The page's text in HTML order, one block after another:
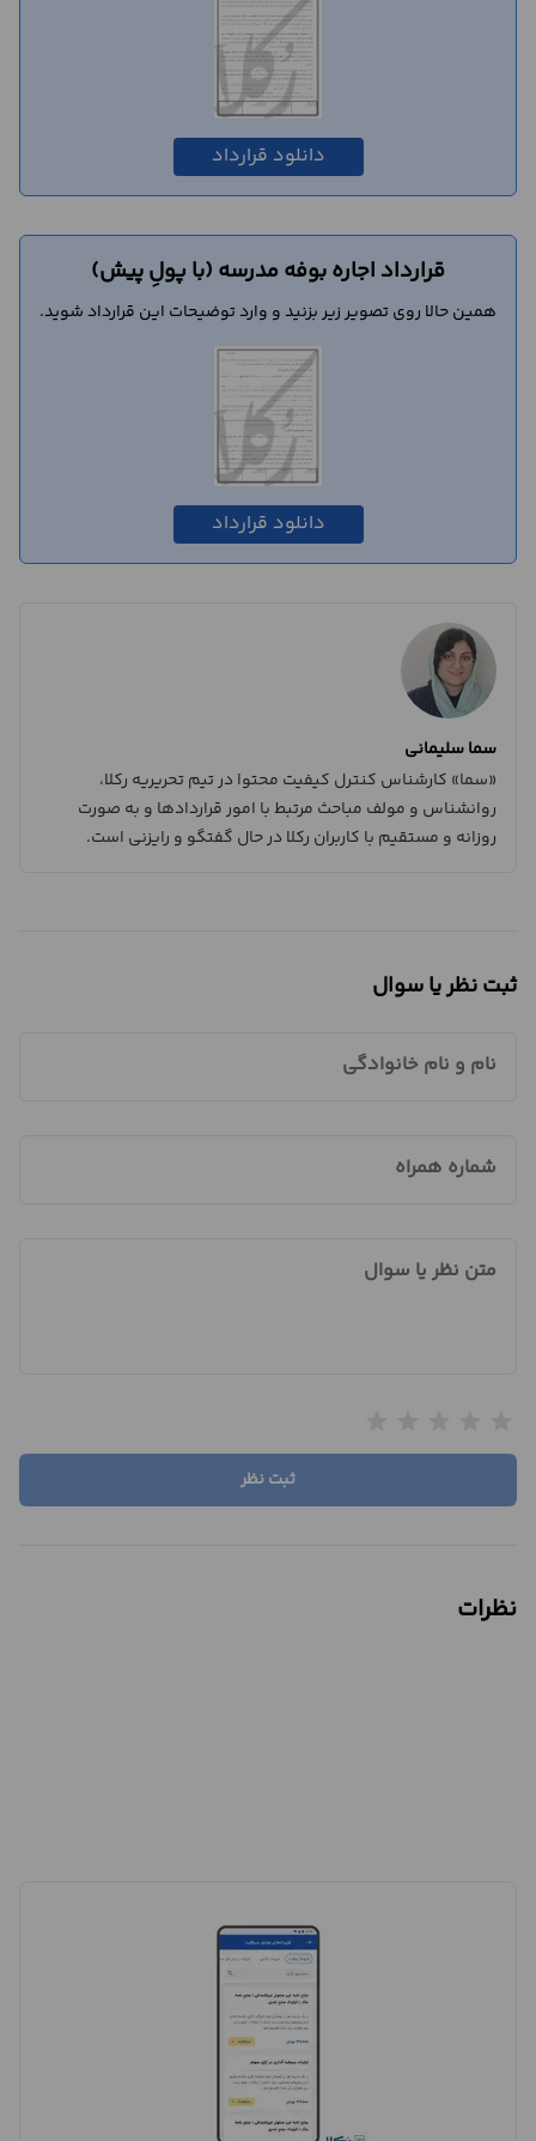
دانلود قرارداد
قرارداد اجاره بوفه مدرسه (با پولِ پیش)
همین حالا روی تصویر زیر بزنید و وارد توضیحات این قرارداد شوید.
دانلود قرارداد
سما سلیمانی
«سما» کارشناس کنترل کیفیت محتوا در تیم تحریریه رکلا،
روانشناس و مولف مباحث مرتبط با امور قراردادها و به صورت
روزانه و مستقیم با کاربران رکلا در حال گفتگو و رایزنی است.
ثبت نظر یا سوال
نام و نام خانوادگی
شماره همراه
متن نظر یا سوال
ثبت نظر
نظرات